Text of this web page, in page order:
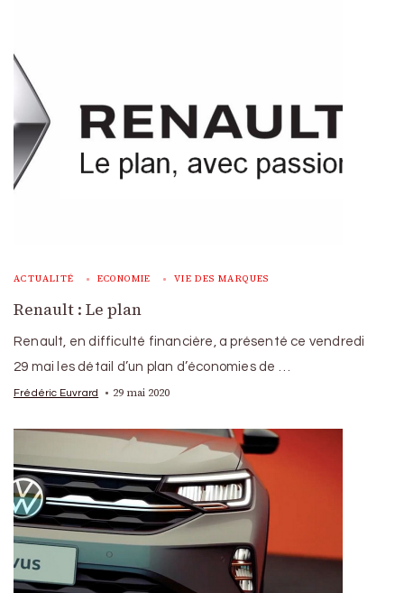
ACTUALITÉ ECONOMIE VIE DES MARQUES
Renault : Le plan
Renault, en difficulté financière, a présenté ce vendredi
29 mai les détail d’un plan d’économies de …
Frédéric Euvrard 29 mai 2020